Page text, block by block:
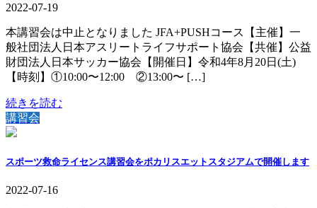
2022-07-19
本講習会は中止となりました JFA+PUSHコース【主催】一
般社団法人日本アスリートライフサポート協会【共催】公益
財団法人日本サッカー協会【開催日】令和4年8月20日(土)
【時刻】①10:00〜12:00 ②13:00〜 […]
続きを読む
講習会
スポーツ救命ライセンス講習会をポカリスエットスタジアムで開催します
2022-07-16